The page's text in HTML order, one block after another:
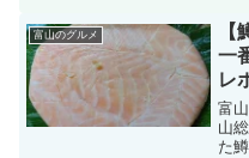
富山のグルメ
一
レ
富
山
た